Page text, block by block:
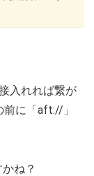
入れれば繋が
に「aft://」
ね？